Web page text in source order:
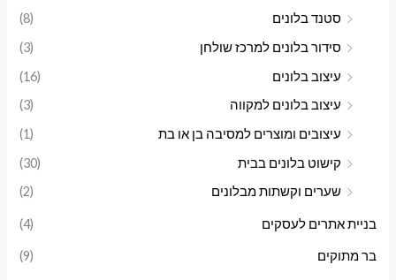
סטנד בלונים
(8)
סידור בלונים למרכז שולחן
(3)
עיצוב בלונים
(16)
עיצוב בלונים למקווה
(3)
עיצובים ומוצרים למסיבה בן או בת
(1)
קישוט בלונים בבית
(30)
שערים וקשתות מבלונים
(2)
בניית אתרים לעסקים (4)
בר מתוקים (9)